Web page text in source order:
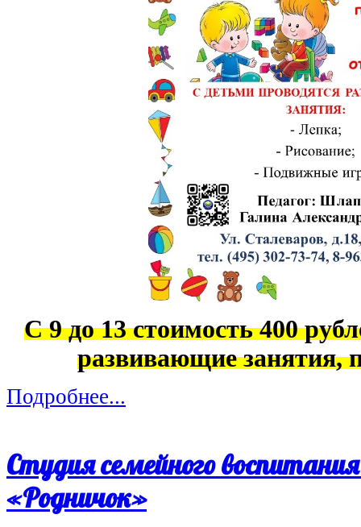
С 9 до 13 стоимость 400
развивающие занятия,
Подробнее...
Студия семейного
«Родничок»